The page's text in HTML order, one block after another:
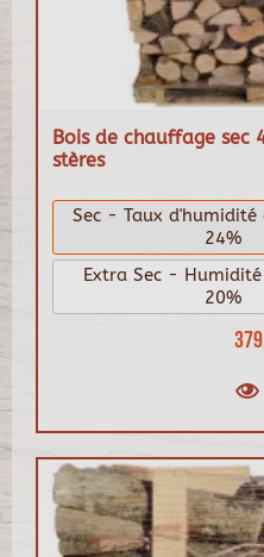
Bois de chauffage
stères
Sec - Taux
24%
Extra Sec -
20%